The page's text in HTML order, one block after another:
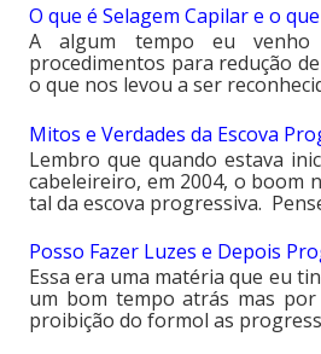
O que é Selagem Capilar e o
A algum tempo eu venho
procedimentos para redução
o que nos levou a ser
Mitos e Verdades da Escova
Lembro que quando estava
cabeleireiro, em 2004, o boom
tal da escova progressiva.
Posso Fazer Luzes e Depois
Essa era uma matéria que eu
um bom tempo atrás mas
proibição do formol as